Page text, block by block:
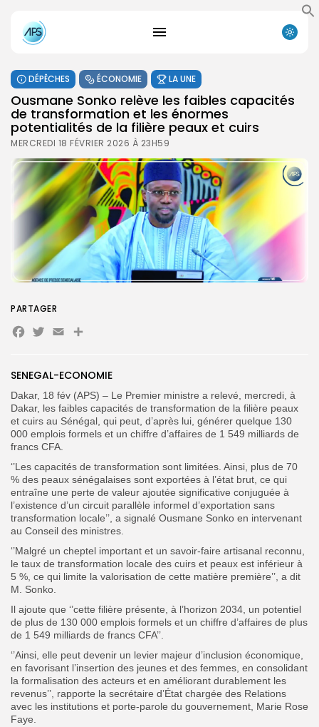
Search
for:
Button
FR
DÉPÊCHES ÉCONOMIE LA UNE
Ousmane Sonko relève les faibles capacités
de transformation et les énormes
potentialités de la filière peaux et cuirs
MERCREDI 18 FÉVRIER 2026 À 23H59
SENEGAL-ECONOMIE
Dakar, 18 fév (APS) – Le Premier ministre a relevé, mercredi, à
Dakar, les faibles capacités de transformation de la filière peaux
et cuirs au Sénégal, qui peut, d’après lui, générer quelque 130
000 emplois formels et un chiffre d’affaires de 1 549 milliards de
francs CFA.
‘’Les capacités de transformation sont limitées. Ainsi, plus de 70
% des peaux sénégalaises sont exportées à l’état brut, ce qui
entraîne une perte de valeur ajoutée significative conjuguée à
l’existence d’un circuit parallèle informel d’exportation sans
transformation locale’’, a signalé Ousmane Sonko en intervenant
au Conseil des ministres.
‘’Malgré un cheptel important et un savoir-faire artisanal reconnu,
le taux de transformation locale des cuirs et peaux est inférieur à
5 %, ce qui limite la valorisation de cette matière première’’, a dit
M. Sonko.
Il ajoute que ‘’cette filière présente, à l’horizon 2034, un potentiel
de plus de 130 000 emplois formels et un chiffre d’affaires de plus
de 1 549 milliards de francs CFA’’.
‘’Ainsi, elle peut devenir un levier majeur d’inclusion économique,
en favorisant l’insertion des jeunes et des femmes, en consolidant
la formalisation des acteurs et en améliorant durablement les
revenus’’, rapporte la secrétaire d’État chargée des Relations
avec les institutions et porte-parole du gouvernement, Marie Rose
Faye.
PARTAGER
Facebook
Twitter
EmailPartager